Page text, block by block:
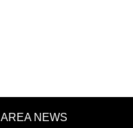
AREA NEWS